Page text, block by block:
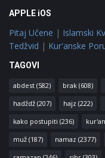
APPLE iOS
Pitaj Učene | Islamski
Tedžvid | Kur'anske
TAGOVI
abdest (582) brak (608)
hadždž (207) hajz (222)
kako postupiti (236) kur'an
muž (187) namaz (2377)